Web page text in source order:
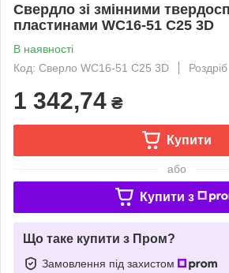
Свердло зі змінними
пластинами WC16-51 C25 3D
В наявності
Код: Сверло WC16-51 C25 3D
Роздріб
1 342,74 ₴
Купити
або
Купити з
Що таке купити з Пром?
Замовлення під захистом